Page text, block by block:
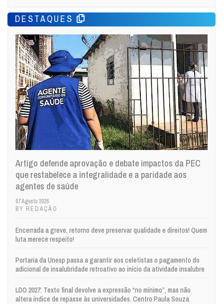
DESTAQUES
Artigo defende aprovação e debate impactos da PEC
que restabelece a integralidade e a paridade aos
agentes de saúde
07 Agosto 2026
BY REDAÇÃO
Encerrada a greve, retorno deve preservar qualidade e direitos! Quem
luta merece respeito!
Portaria da Unesp passa a garantir aos celetistas o pagamento do
adicional de insalubridade retroativo ao início da atividade insalubre
LDO 2027: Texto final devolve a expressão “no mínimo”, mas não
altera índice de repasse às universidades. Centro Paula Souza